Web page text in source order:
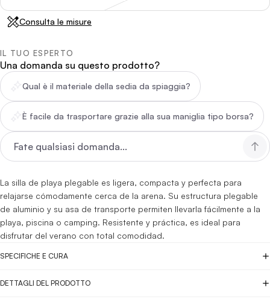
Consulta le misure
IL TUO ESPERTO
Una domanda su questo prodotto?
Qual è il materiale della sedia da spiaggia?
È facile da trasportare grazie alla sua maniglia tipo borsa?
La silla de playa plegable es ligera, compacta y perfecta para
relajarse cómodamente cerca de la arena. Su estructura plegable
de aluminio y su asa de transporte permiten llevarla fácilmente a la
playa, piscina o camping. Resistente y práctica, es ideal para
disfrutar del verano con total comodidad.
SPECIFICHE E CURA
DETTAGLI DEL PRODOTTO